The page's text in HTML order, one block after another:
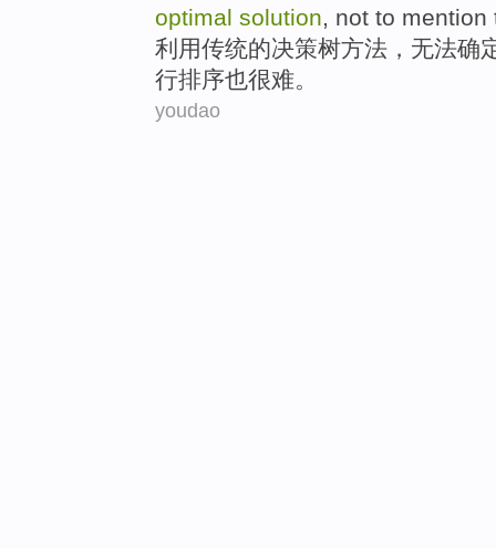
optimal solution , not to mention
利用传统的决策树方法 ，无法确
行排序也很难。
youdao